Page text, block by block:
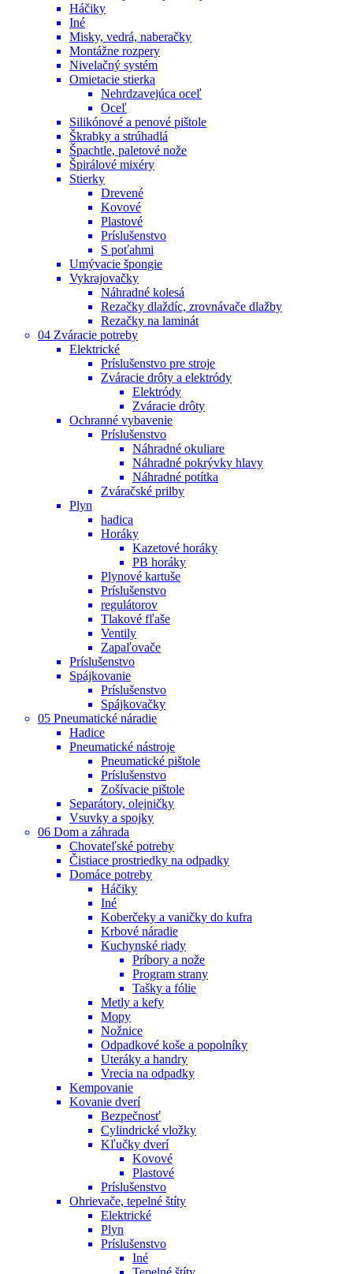
Háčiky
Iné
Misky, vedrá, naberačky
Montážne rozpery
Nivelačný systém
Omietacie stierka
Nehrdzavejúca oceľ
Oceľ
Silikónové a penové pištole
Škrabky a strúhadlá
Špachtle, paletové nože
Špirálové mixéry
Stierky
Drevené
Kovové
Plastové
Príslušenstvo
S poťahmi
Umývacie špongie
Vykrajovačky
Náhradné kolesá
Rezačky dlaždíc, zrovnávače dlažby
Rezačky na laminát
04 Zváracie potreby
Elektrické
Príslušenstvo pre stroje
Zváracie drôty a elektródy
Elektródy
Zváracie drôty
Ochranné vybavenie
Príslušenstvo
Náhradné okuliare
Náhradné pokrývky hlavy
Náhradné potítka
Zváračské prilby
Plyn
hadica
Horáky
Kazetové horáky
PB horáky
Plynové kartuše
Príslušenstvo
regulátorov
Tlakové fľaše
Ventily
Zapaľovače
Príslušenstvo
Spájkovanie
Príslušenstvo
Spájkovačky
05 Pneumatické náradie
Hadice
Pneumatické nástroje
Pneumatické pištole
Príslušenstvo
Zošívacie pištole
Separátory, olejničky
Vsuvky a spojky
06 Dom a záhrada
Chovateľské potreby
Čistiace prostriedky na odpadky
Domáce potreby
Háčiky
Iné
Koberčeky a vaničky do kufra
Krbové náradie
Kuchynské riady
Príbory a nože
Program strany
Tašky a fólie
Metly a kefy
Mopy
Nožnice
Odpadkové koše a popolníky
Uteráky a handry
Vrecia na odpadky
Kempovanie
Kovanie dverí
Bezpečnosť
Cylindrické vložky
Kľučky dverí
Kovové
Plastové
Príslušenstvo
Ohrievače, tepelné štíty
Elektrické
Plyn
Príslušenstvo
Iné